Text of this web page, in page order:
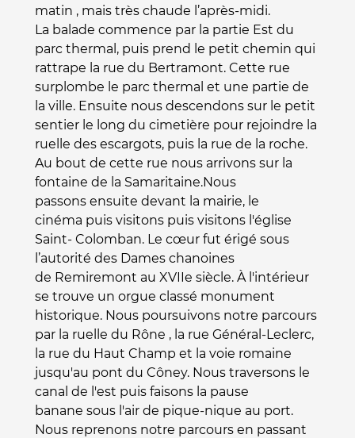
matin , mais très chaude l’après-midi.
La balade commence par la partie Est du
parc thermal, puis prend le petit chemin qui
rattrape la rue du Bertramont. Cette rue
surplombe le parc thermal et une partie de
la ville. Ensuite nous descendons sur le petit
sentier le long du cimetière pour rejoindre la
ruelle des escargots, puis la rue de la roche.
Au bout de cette rue nous arrivons sur la
fontaine de la Samaritaine.Nous
passons ensuite devant la mairie, le
cinéma puis visitons puis visitons l'église
Saint- Colomban. Le cœur fut érigé sous
l’autorité des Dames chanoines
de Remiremont au XVIIe siècle. À l'intérieur
se trouve un orgue classé monument
historique. Nous poursuivons notre parcours
par la ruelle du Rône , la rue Général-Leclerc,
la rue du Haut Champ et la voie romaine
jusqu'au pont du Côney. Nous traversons le
canal de l'est puis faisons la pause
banane sous l'air de pique-nique au port.
Nous reprenons notre parcours en passant